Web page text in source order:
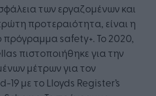
των εργαζομένων και
προτεραιότητα, είναι η
πρόγραμμα safety+. Το 2020,
πιστοποιήθηκε για την
μέτρων για τον
19 με το Lloyds Register’s